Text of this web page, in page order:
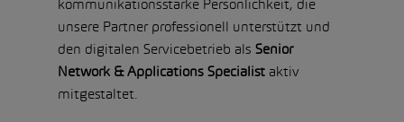
kommunikationsstarke Persönlichkeit, die
unsere Partner professionell unterstützt und
den digitalen Servicebetrieb als Senior
Network & Applications Specialist aktiv
mitgestaltet.